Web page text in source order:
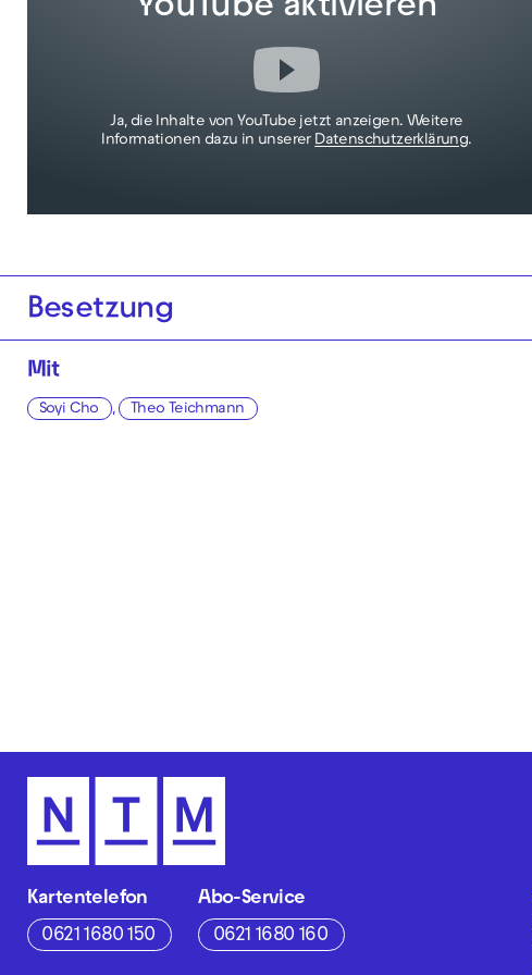
YouTube aktivieren
Ja, die Inhalte von YouTube jetzt anzeigen. Weitere
Informationen dazu in unserer Datenschutzerklärung.
Besetzung
Mit
Soyi Cho , Theo Teichmann
Kartentelefon
0621 1680 150
Abo-Service
0621 1680 160